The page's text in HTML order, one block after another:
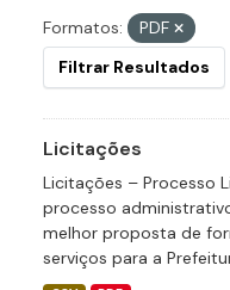
Formatos:
PDF
Filtrar Resultados
Licitações
Licitações – Processo
processo
melhor proposta de
serviços para a